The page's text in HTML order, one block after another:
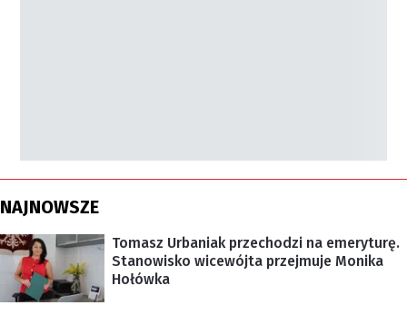
NAJNOWSZE
Tomasz Urbaniak przechodzi na emeryturę.
Stanowisko wicewójta przejmuje Monika
Hołówka